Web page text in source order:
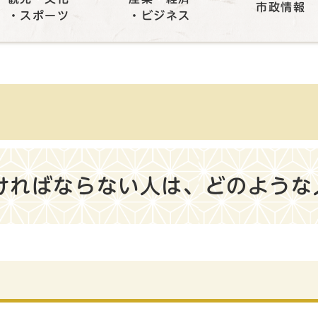
・スポーツ
・ビジネス
市政情報
ばならない人は、どのような